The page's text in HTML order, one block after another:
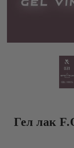
Гел лак